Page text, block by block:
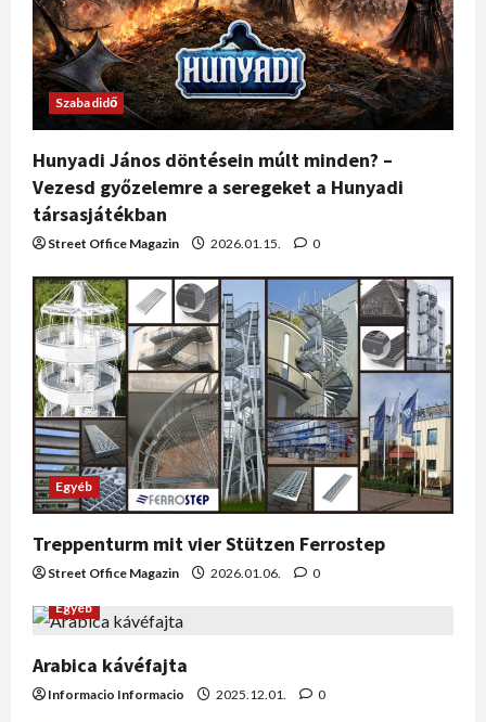
Szabadidő
Hunyadi János döntésein múlt minden? –
Vezesd győzelemre a seregeket a Hunyadi
társasjátékban
Street Office Magazin 2026.01.15. 0
Egyéb
Treppenturm mit vier Stützen Ferrostep
Street Office Magazin 2026.01.06. 0
Egyéb
Arabica kávéfajta
Informacio Informacio 2025.12.01. 0